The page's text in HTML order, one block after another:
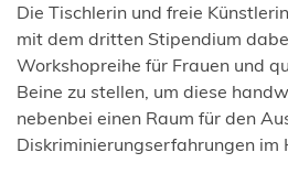
Die Tischlerin und freie
mit dem dritten Stipendium
Workshopreihe für Frauen und
Beine zu stellen, um diese
nebenbei einen Raum für den
Diskriminierungserfahrungen im